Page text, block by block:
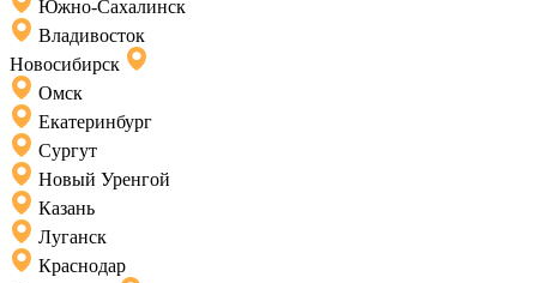
Южно-Сахалинск
Владивосток
Новосибирск
Омск
Екатеринбург
Сургут
Новый Уренгой
Казань
Луганск
Краснодар